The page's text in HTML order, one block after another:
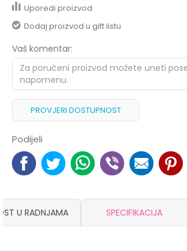
Uporedi proizvod
Dodaj proizvod u gift listu
Vaš komentar:
PROVJERI DOSTUPNOST
Podijeli
U RADNJAMA SPECIFIKACIJA